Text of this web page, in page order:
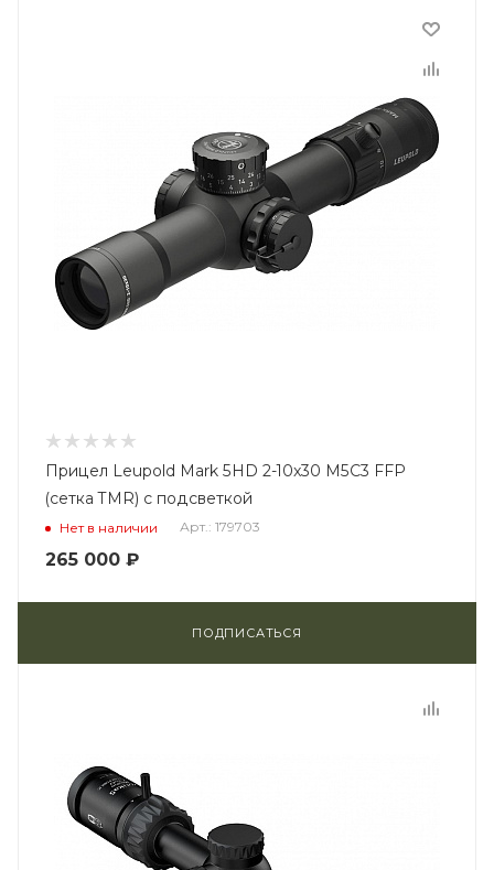
Прицел Leupold Mark 5HD 2-10x30 M5C3 FFP
(сетка TMR) с подсветкой
Нет в наличии Арт.: 179703
265 000 ₽
ПОДПИСАТЬСЯ